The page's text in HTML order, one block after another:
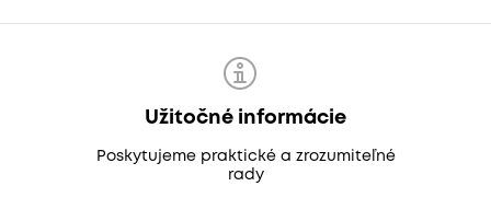
Užitočné informácie
Poskytujeme praktické a zrozumiteľné
rady